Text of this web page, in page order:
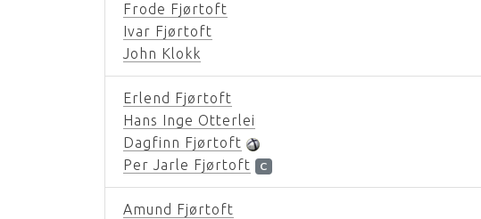
Frode Fjørtoft
Ivar Fjørtoft
John Klokk
Erlend Fjørtoft
Hans Inge Otterlei
Dagfinn Fjørtoft
Per Jarle Fjørtoft
C
Amund Fjørtoft